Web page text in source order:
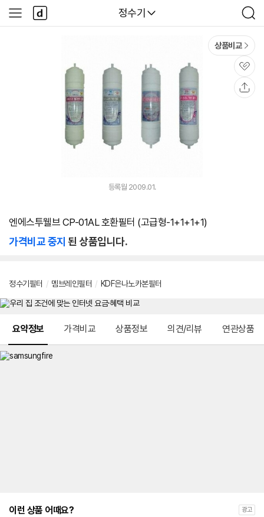
다나와
정수기
검
색
사
이
다
나
와
상품비교
관
심
등록월 2009.01.
엔에스투웰브 CP-01AL 호환필터 (고급형-1+1+1+1)
가격비교 중지 된 상품입니다.
정수기필터 / 멤브레인필터 / KDF은나노카본필터
요약정보 가격비교 상품정보 의견/리뷰 연관상품
이런 상품 어때요? 광고